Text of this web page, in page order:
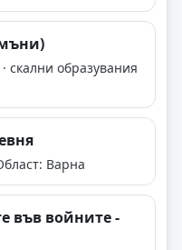
скални образувания
Варна
във войните -